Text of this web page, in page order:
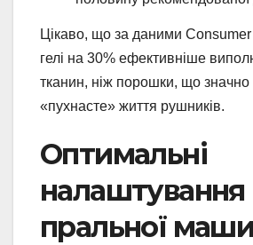
Цікаво, що за даними Consumer
гелі на 30% ефективніше
тканин, ніж порошки, що
«пухнасте» життя рушників.
Оптимальні
налаштування
пральної